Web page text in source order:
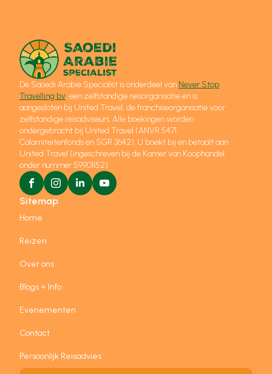
De Saoedi Arabië Specialist is onderdeel van Never Stop
Travelling bv, een zelfstandige reisorganisatie en is
aangesloten bij United Travel; de franchiseorganisatie voor
zelfstandige reisadviseurs. Alle boekingen worden
ondergebracht bij United Travel (ANVR 5471,
Calamiteitenfonds en SGR 3642). U boekt bij en betaalt aan
United Travel (ingeschreven bij de Kamer van Koophandel
onder nummer 59901152).
Sitemap
Home
Reizen
Over ons
Blogs + Info
Evenementen
Contact
Persoonlijk Reisadvies